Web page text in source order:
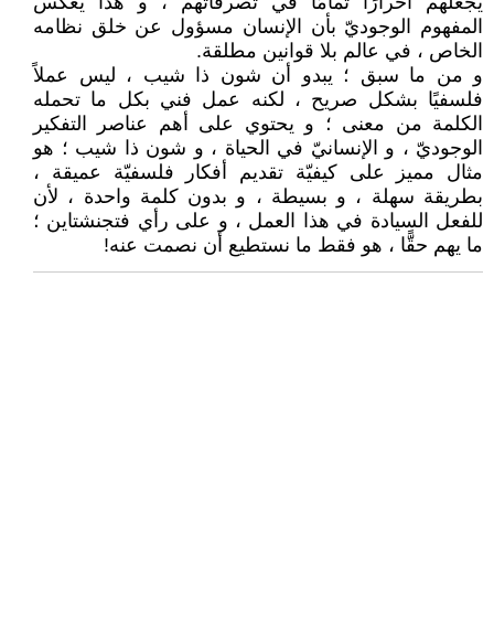
المفهوم الوجوديّ بأن الإنسان مسؤول عن خلق نظامه
الخاص ، في عالم بلا قوانين مطلقة.
و من ما سبق ؛ يبدو أن شون ذا شيب ، ليس عملاً
فلسفيًا بشكل صريح ، لكنه عمل فني بكل ما تحمله
الكلمة من معنى ؛ و يحتوي على أهم عناصر التفكير
الوجوديّ ، و الإنسانيّ في الحياة ، و شون ذا شيب ؛ هو
مثال مميز على كيفيّة تقديم أفكار فلسفيّة عميقة ،
بطريقة سهلة ، و بسيطة ، و بدون كلمة واحدة ، لأن
للفعل السيادة في هذا العمل ، و على رأي فتجنشتاين ؛
ما يهم حقًّا ، هو فقط ما نستطيع أن نصمت عنه!